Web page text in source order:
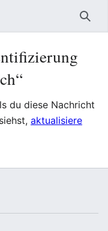
du diese Nachricht
aktualisiere